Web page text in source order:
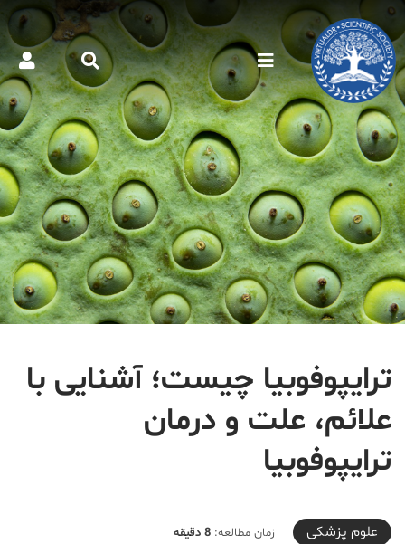
ترایپوفوبیا چیست؛ آشنایی با
علائم، علت و درمان
ترایپوفوبیا
2021-04-12T17:30:50+04:30
علوم پزشكی زمان مطالعه: 8 دقیقه